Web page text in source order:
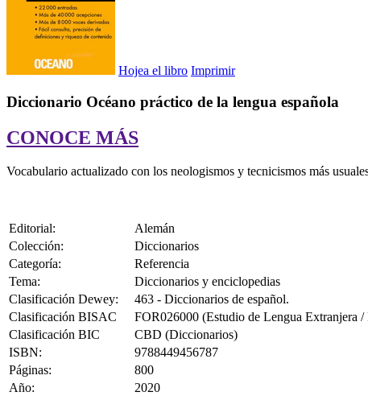
Hojea el libro Imprimir
Diccionario Océano práctico de la lengua española
CONOCE MÁS
Vocabulario actualizado con los neologismos y tecnicismos más
Editorial:
Alemán
Colección:
Diccionarios
Categoría:
Referencia
Tema:
Diccionarios y enciclopedias
Clasificación Dewey:
463 - Diccionarios de español.
Clasificación BISAC
FOR026000 (Estudio de Lengua Extranjera /
Clasificación BIC
CBD (Diccionarios)
ISBN:
9788449456787
Páginas:
800
Año:
2020